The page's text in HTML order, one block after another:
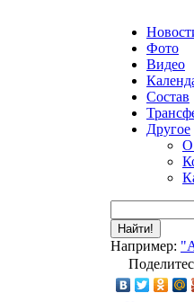
Фото
Видео
Состав
Другое
О
Найти!
Например: